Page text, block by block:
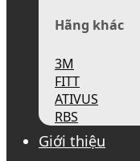
Hãng khác
3M
FITT
ATIVUS
RBS
Giới thiệu